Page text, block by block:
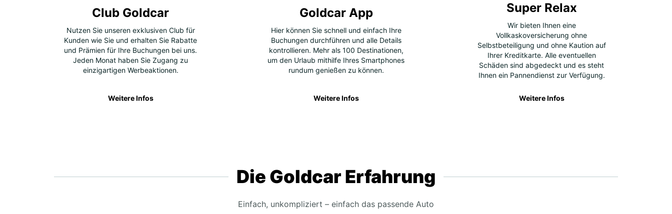
Club Goldcar
Nutzen Sie unseren exklusiven Club für
Kunden wie Sie und erhalten Sie Rabatte
und Prämien für Ihre Buchungen bei uns.
Jeden Monat haben Sie Zugang zu
einzigartigen Werbeaktionen.
Weitere Infos
Goldcar App
Hier können Sie schnell und einfach Ihre
Buchungen durchführen und alle Details
kontrollieren. Mehr als 100 Destinationen,
um den Urlaub mithilfe Ihres Smartphones
rundum genießen zu können.
Weitere Infos
Super Relax
Wir bieten Ihnen eine
Vollkaskoversicherung ohne
Selbstbeteiligung und ohne Kaution auf
Ihrer Kreditkarte. Alle eventuellen
Schäden sind abgedeckt und es steht
Ihnen ein Pannendienst zur Verfügung.
Weitere Infos
Die Goldcar Erfahrung
Einfach, unkompliziert – einfach das passende Auto